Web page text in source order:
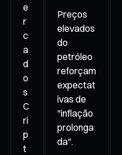
e
r
c
a
d
o
s
C
ri
p
t
Preços
elevados
do
petróleo
reforçam
expectat
ivas de
"inflação
prolonga
da".